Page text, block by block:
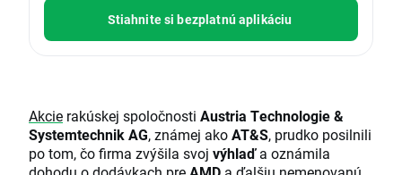
Stiahnite si bezplatnú aplikáciu
Akcie rakúskej spoločnosti Austria Technologie &
Systemtechnik AG, známej akoAT&S, prudko posilnili
po tom, čo firma zvýšila svoj výhlaďa oznámila